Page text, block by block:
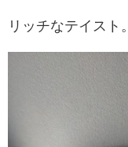
リッチなテイスト。